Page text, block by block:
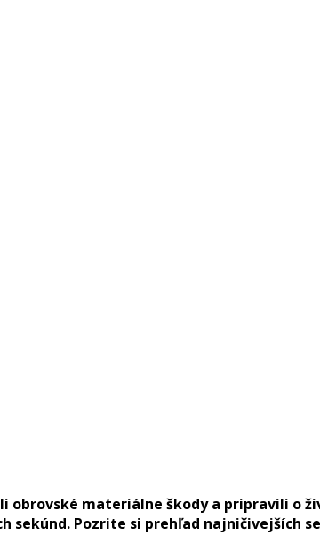
materiálne škody a pripravili o
Pozrite si prehľad najničivejších